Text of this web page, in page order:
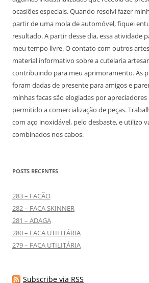
ocasiões especiais. Quando resolvi fazer
partir de uma mola de automóvel, fiquei
resultado. A partir desse dia, essa atividade
meu tempo livre. O contato com outros
material informativo sobre a cutelaria
contribuindo para meu aprimoramento. As
foram dadas de presente para amigos e
minhas facas são elogiadas por
permitido a comercialização de peças.
com aço inoxidável, pelo desbaste, e utilizo
combinados nos cabos.
POSTS RECENTES
283 – FACÃO
282 – FACA SKINNER
281 – ADAGA
280 – FACA UTILITÁRIA
279 – FACA UTILITÁRIA
Subscribe via RSS